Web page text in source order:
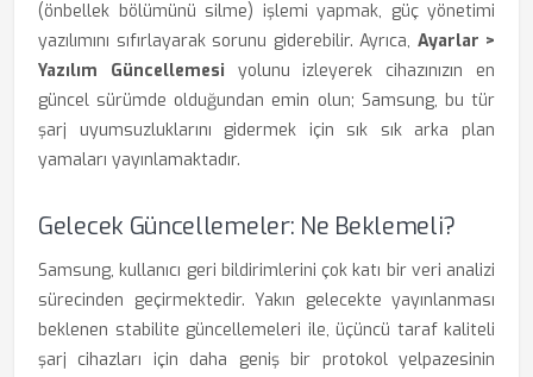
(önbellek bölümünü silme) işlemi yapmak, güç yönetimi
yazılımını sıfırlayarak sorunu giderebilir. Ayrıca, Ayarlar >
Yazılım Güncellemesi yolunu izleyerek cihazınızın en
güncel sürümde olduğundan emin olun; Samsung, bu tür
şarj uyumsuzluklarını gidermek için sık sık arka plan
yamaları yayınlamaktadır.
Gelecek Güncellemeler: Ne Beklemeli?
Samsung, kullanıcı geri bildirimlerini çok katı bir veri analizi
sürecinden geçirmektedir. Yakın gelecekte yayınlanması
beklenen stabilite güncellemeleri ile, üçüncü taraf kaliteli
şarj cihazları için daha geniş bir protokol yelpazesinin